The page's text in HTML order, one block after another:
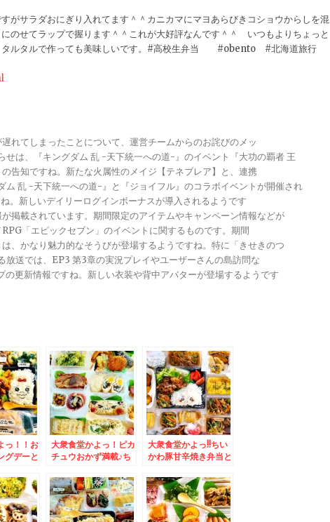
サラダおにぎり入れてます＾＾カニカマにマヨあらびきコショウからしを混
のせてラップで握ります＾＾これが大好評なんです＾＾ いつもよりちょっと
タルタルで作っても美味しいです。#高校生弁当 #obento #北海道旅行
れてしまったことについて、運営チームからのお詫びのメッ
せは、『キングダム 乱 -天下統一への道-』のイベント『大功の覇者 王
告知ですね。新たな火属性のメイジ【テネブレア】と、連携
ム 乱 -天下統一への道-』と『ジョイフル』のコラボイベントが開催され
。新しいデイリーログインボーナスが導入されるようです
掲載されています。期間限定のアイテムやキャンペーン情報などが
「エピックセブン」のイベントに関するものです。期間
、かなり魅力的なそうびが登場するようですね。特に「きせきのつ
放送では、EP3 第3章の実況プレイやユーザーさんの島訪問な
更新情報ですね。新しい衣装や背中アバターが登場するようです
っ！！お
グデーと
病みつき
んレシピ
～ん♪(*
大衆食堂かよっ！ピカ
チュウおかず満載♪ち
も♪＆道東の中札内村
「ファームレストラン
野島さんち」の「ポー
クジンジャーステー
大衆食堂かよっ!!ちい
かわ豚甘辛焼き弁当と
´艸`*)＆「路地裏カレ
ーサムライ平岸総本
店」さんの「侍まつ
り」「カキフライ、ブ